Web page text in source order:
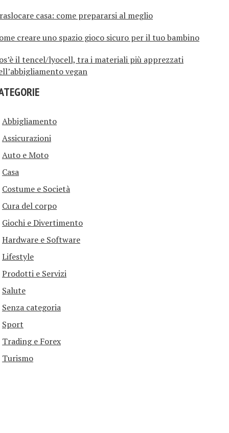
casa: come prepararsi al meglio
creare uno spazio gioco sicuro per il tuo bambino
il tencel/lyocell, tra i materiali più apprezzati
vegan
Abbigliamento
Assicurazioni
Auto e Moto
Casa
Costume e Società
Cura del corpo
Giochi e Divertimento
Hardware e Software
Lifestyle
Prodotti e Servizi
Salute
Senza categoria
Sport
Trading e Forex
Turismo